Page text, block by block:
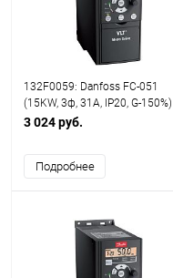
132F0059: Danfoss FC-051
(15KW, 3ф, 31A, IP20, G-150%)
3 024 руб.
Подробнее